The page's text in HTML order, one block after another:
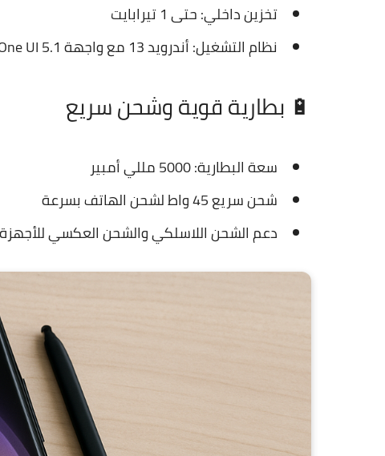
تخزين داخلي: حتى 1 تيرابايت
نظام التشغيل: أندرويد 13 مع واجهة One UI 5.1
🔋 بطارية قوية وشحن سريع
سعة البطارية: 5000 مللي أمبير
شحن سريع 45 واط لشحن الهاتف بسرعة
دعم الشحن اللاسلكي والشحن العكسي